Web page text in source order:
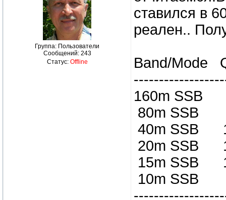
Группа: Пользователи
Сообщений: 243
Статус: Offline
ставился в
реален..
Band/Mode
160m
80m
40m
20m
15m
10m